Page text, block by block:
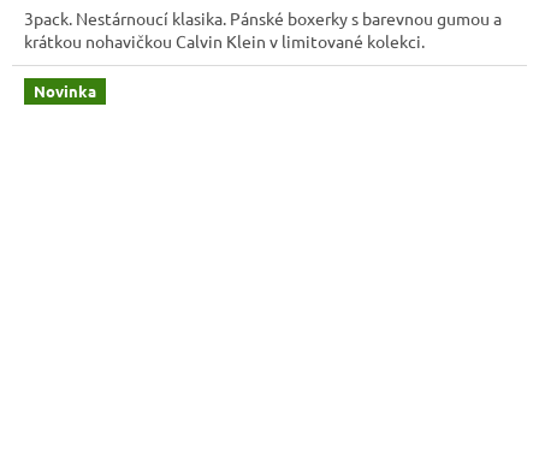
3pack. Nestárnoucí klasika. Pánské boxerky s barevnou gumou a
krátkou nohavičkou Calvin Klein v limitované kolekci.
Novinka